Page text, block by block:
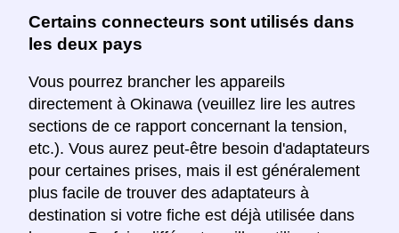
Certains connecteurs sont utilisés dans
les deux pays
Vous pourrez brancher les appareils
directement à Okinawa (veuillez lire les autres
sections de ce rapport concernant la tension,
etc.). Vous aurez peut-être besoin d'adaptateurs
pour certaines prises, mais il est généralement
plus facile de trouver des adaptateurs à
destination si votre fiche est déjà utilisée dans